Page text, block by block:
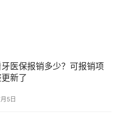
医保报销多少？可报销项
新了
5日